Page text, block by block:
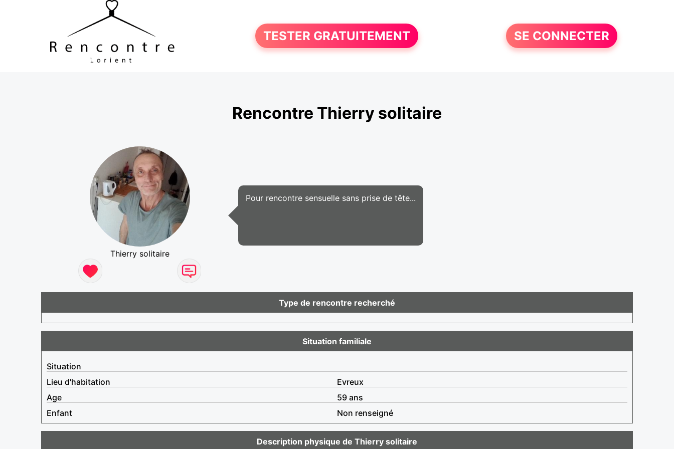
TESTER GRATUITEMENT SE CONNECTER
Rencontre Thierry solitaire
Thierry solitaire
Pour rencontre sensuelle sans prise de tête...
Type de rencontre recherché
Situation familiale
Situation
Lieu d'habitation
Evreux
Age
59 ans
Enfant
Non renseigné
Description physique de Thierry solitaire